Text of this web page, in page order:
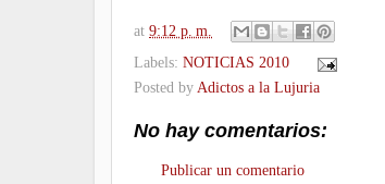
at 9:12 p. m.
Labels: NOTICIAS 2010
Posted byAdictos a la Lujuria
No hay comentarios:
Publicar un comentario